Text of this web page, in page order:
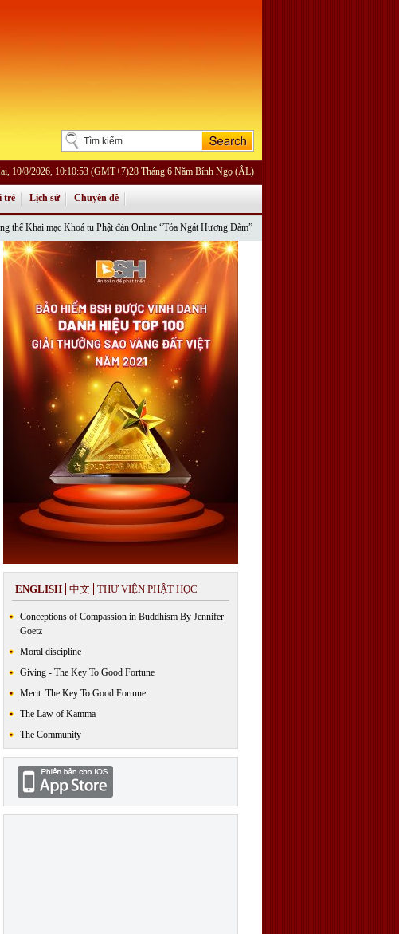
10/8/2026, 10:10:53 (GMT+7)28 Tháng 6 Năm Bính Ngọ (ÂL)
tu Phật đản Online “Tỏa Ngát Hương Đàm” 2022 do Phân ban Phật tử Hải ngoại Trung ương
trẻ Lịch sử Chuyên đề
ENGLISH 中文 THƯ VIỆN PHẬT HỌC
Conceptions of Compassion in Buddhism By Jennifer
Goetz
Moral discipline
Giving - The Key To Good Fortune
Merit: The Key To Good Fortune
The Law of Kamma
The Community